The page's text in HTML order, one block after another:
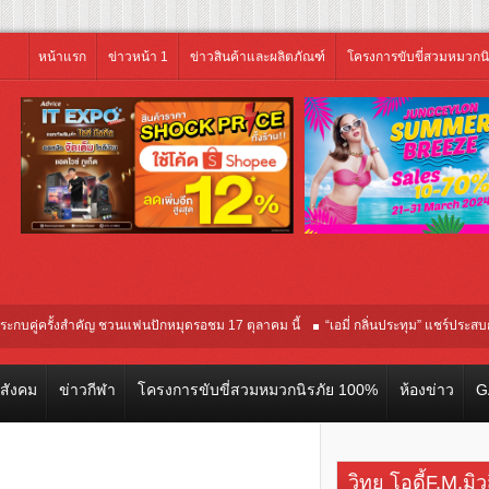
หน้าแรก ข่าวหน้า 1 ข่าวสินค้าและผลิตภัณฑ์ โครงการขับขี่สวมหมวก
รั้งสำคัญ ชวนแฟนปักหมุดรอชม 17 ตุลาคม นี้ “เอมี่ กลิ่นประทุม” แชร์ประสบการณ์จริ
อบปฐมทัศน์โลก ณ เทศกาลภาพยนตร์นานาชาติโตรอนโต “จุ๋ย วรัทยา” ทุ่มสุดชีวิต โ
งคม ข่าวกีฬา โครงการขับขี่สวมหมวกนิรภัย 100% ห้องข่าว
วิทยุ โอดี้F.M.มิ